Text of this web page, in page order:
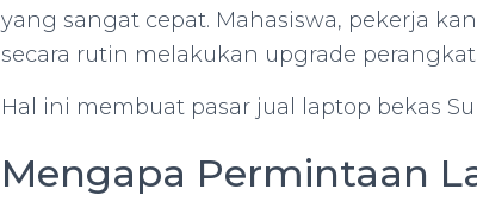
yang sangat cepat. Mahasiswa, pekerja
secara rutin melakukan upgrade perangkat.
Hal ini membuat pasar jual laptop bekas
Mengapa Permintaan